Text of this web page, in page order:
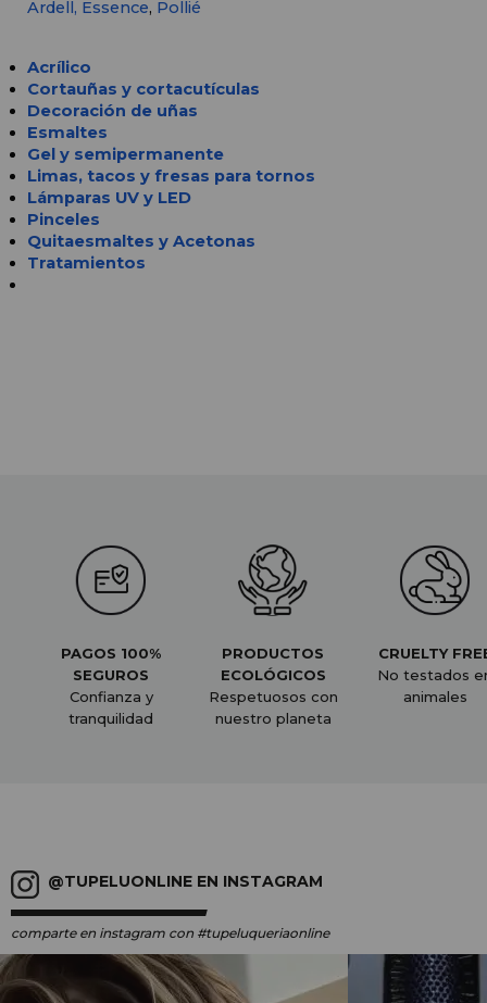
Ardell, Essence, Pollié
Acrílico
Cortauñas y cortacutículas
Decoración de uñas
Esmaltes
Gel y semipermanente
Limas, tacos y fresas para tornos
Lámparas UV y LED
Pinceles
Quitaesmaltes y Acetonas
Tratamientos
PAGOS 100%
SEGUROS
Confianza y
tranquilidad
PRODUCTOS
ECOLÓGICOS
Respetuosos con
nuestro planeta
CRUELTY
No testados
animales
@TUPELUONLINE EN INSTAGRAM
comparte en instagram con #tupeluqueriaonline